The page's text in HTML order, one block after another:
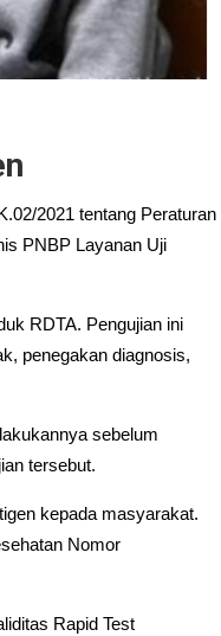
2021 tentang Peraturan
PNBP Layanan Uji
RDTA. Pengujian ini
penegakan diagnosis,
sebelum
tersebut.
kepada masyarakat.
Nomor
Rapid Test